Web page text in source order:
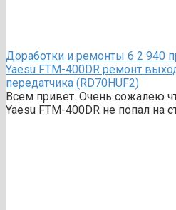
Доработки и ремонты 6 2 940
Yaesu FTM-400DR ремонт
передатчика (RD70HUF2)
Всем привет. Очень сожалею
Yaesu FTM-400DR не попал на